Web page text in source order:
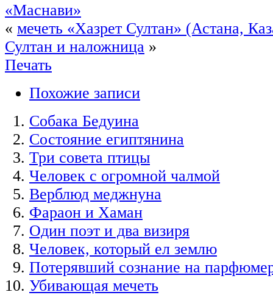
«Маснави»
« мечеть «Хазрет Султан» (Астана,
Султан и наложница »
Печать
Похожие записи
Собака Бедуина
Состояние египтянина
Три совета птицы
Человек с огромной чалмой
Верблюд меджнуна
Фараон и Хаман
Один поэт и два визиря
Человек, который ел землю
Потерявший сознание на
Убивающая мечеть